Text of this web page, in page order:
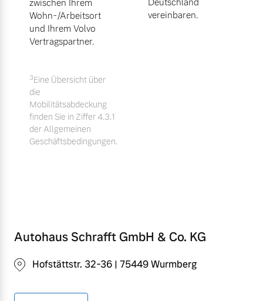
zwischen Ihrem
Wohn-/Arbeitsort
und Ihrem Volvo
Vertragspartner.
3Eine Übersicht über
die
Mobilitätsabdeckung
finden Sie in Ziffer 4.3.1
der Allgemeinen
Geschäftsbedingungen.
vereinbaren.
Autohaus Schrafft GmbH & Co. KG
Hofstättstr. 32-36 | 75449 Wurmberg